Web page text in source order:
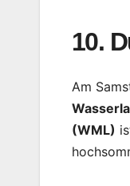
10.
Am
(WML)